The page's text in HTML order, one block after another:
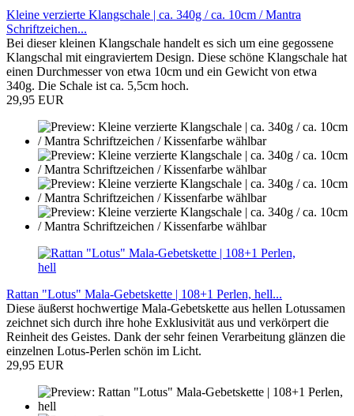
Kleine verzierte Klangschale | ca. 340g / ca. 10cm / Mantra
Schriftzeichen...
Bei dieser kleinen Klangschale handelt es sich um eine gegossene
Klangschal mit eingraviertem Design. Diese schöne Klangschale hat
einen Durchmesser von etwa 10cm und ein Gewicht von etwa
340g. Die Schale ist ca. 5,5cm hoch.
29,95 EUR
Rattan "Lotus" Mala-Gebetskette | 108+1 Perlen, hell...
Diese äußerst hochwertige Mala-Gebetskette aus hellen Lotussamen
zeichnet sich durch ihre hohe Exklusivität aus und verkörpert die
Reinheit des Geistes. Dank der sehr feinen Verarbeitung glänzen die
einzelnen Lotus-Perlen schön im Licht.
29,95 EUR